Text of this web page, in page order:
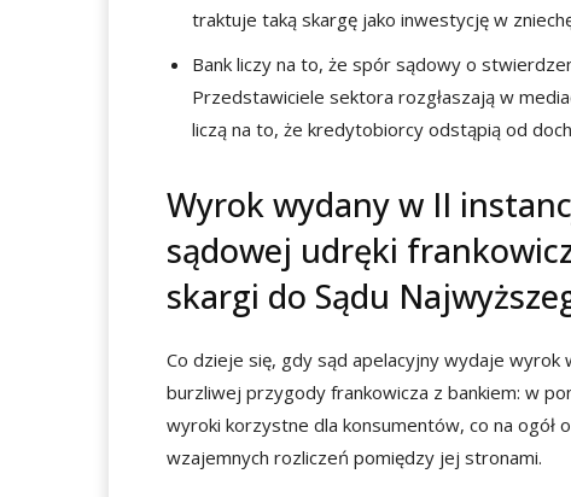
traktuje taką skargę jako inwestycję w
Bank liczy na to, że spór sądowy o
Przedstawiciele sektora rozgłaszają w
liczą na to, że kredytobiorcy odstąpią od
Wyrok wydany w II
sądowej udręki
skargi do Sądu
Co dzieje się, gdy sąd apelacyjny wydaje
burzliwej przygody frankowicza z bankiem: w
wyroki korzystne dla konsumentów, co na ogół
wzajemnych rozliczeń pomiędzy jej stronami.